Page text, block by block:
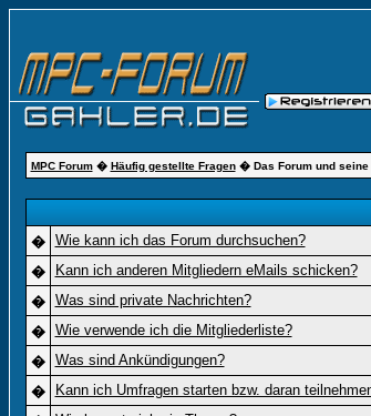
MPC Forum� Häufig gestellte Fragen� Das Forum und seine
�
Wie kann ich das Forum durchsuchen?
�
Kann ich anderen Mitgliedern eMails schicken?
�
Was sind private Nachrichten?
�
Wie verwende ich die Mitgliederliste?
�
Was sind Ankündigungen?
�
Kann ich Umfragen starten bzw. daran